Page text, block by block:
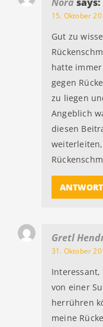
15. Oktober
Gut zu
hatte
gegen
zu liegen
Angeblich
diesen
Gretl
31. Oktober
Interessant,
von einer
herrühren
meine